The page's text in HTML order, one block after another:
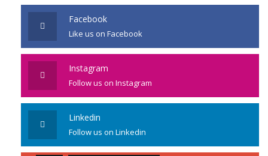
Facebook
Like us on Facebook
Instagram
Follow us on Instagram
Linkedin
Follow us on Linkedin